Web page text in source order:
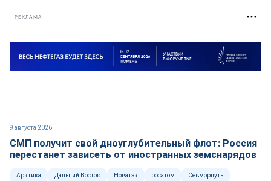
РЕКЛАМА
9 августа 2026
СМП получит свой дноуглубительный флот: Россия
перестанет зависеть от иностранных земснарядов
Арктика Дальний Восток Новатэк росатом Севморпуть